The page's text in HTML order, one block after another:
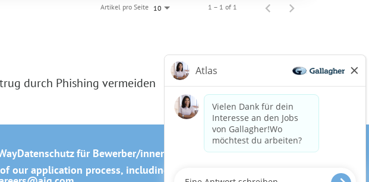
Artikel pro Seite 10 1 – 1 of 1
durch Phishing vermeiden
Datenschutz für Bewerber/innen
Cookie-Richtlinie
our application process, including the use of this